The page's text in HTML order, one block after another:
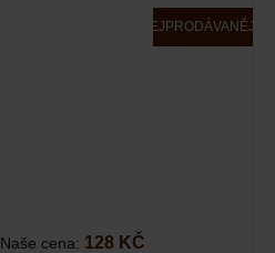
NEJPRODÁVANĚJŠÍ
Naše cena: 128 KČ